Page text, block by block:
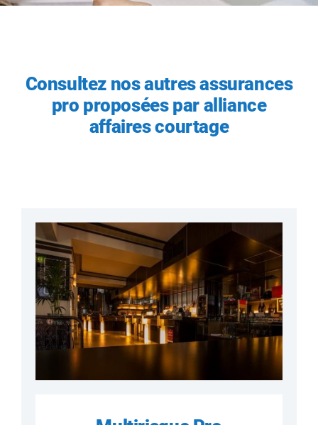
Consultez nos autres assurances
pro proposées par alliance
affaires courtage